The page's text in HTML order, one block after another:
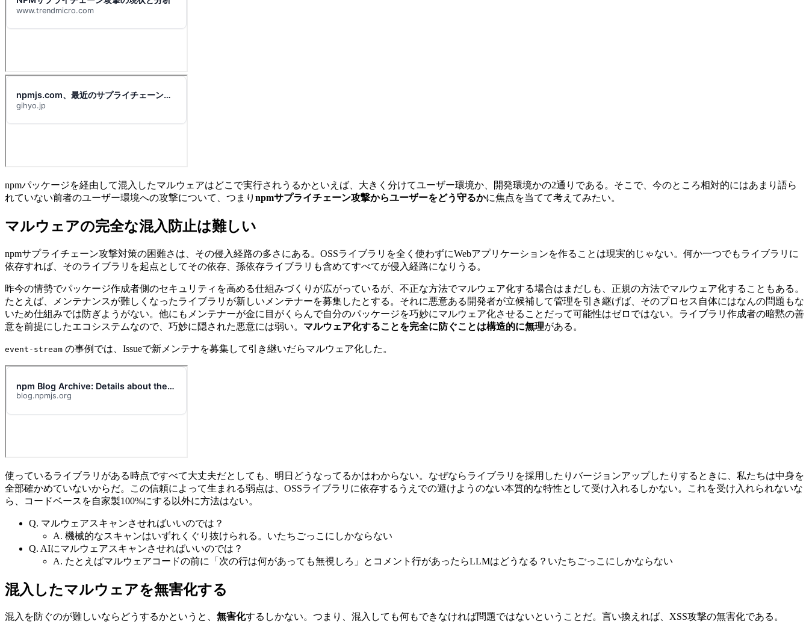
npmパッケージを経由して混入したマルウェアはどこで実行されうるかといえば、大きく分けてユーザー環境か、開発環境かの2通りである。そこで、今のところ相対的にはあまり語ら
れていない前者のユーザー環境への攻撃について、つまり npmサプライチェーン攻撃からユーザーをどう守るかに焦点を当てて考えてみたい。
マルウェアの完全な混入防止は難しい
npmサプライチェーン攻撃対策の困難さは、その侵入経路の多さにある。OSSライブラリを全く使わずにWebアプリケーションを作ることは現実的じゃない。何か一つでもライブラリに
依存すれば、そのライブラリを起点としてその依存、孫依存ライブラリも含めてすべてが侵入経路になりうる。
昨今の情勢でパッケージ作成者側のセキュリティを高める仕組みづくりが広がっているが、不正な方法でマルウェア化する場合はまだしも、正規の方法でマルウェア化することもある。
たとえば、メンテナンスが難しくなったライブラリが新しいメンテナーを募集したとする。それに悪意ある開発者が立候補して管理を引き継げば、そのプロセス自体にはなんの問題もな
いため仕組みでは防ぎようがない。他にもメンテナーが金に目がくらんで自分のパッケージを巧妙にマルウェア化させることだって可能性はゼロではない。ライブラリ作成者の暗黙の善
意を前提にしたエコシステムなので、巧妙に隠された悪意には弱い。 マルウェア化することを完全に防ぐことは構造的に無理がある。
event-stream の事例では、Issueで新メンテナを募集して引き継いだらマルウェア化した。
使っているライブラリがある時点ですべて大丈夫だとしても、明日どうなってるかはわからない。なぜならライブラリを採用したりバージョンアップしたりするときに、私たちは中身を
全部確かめていないからだ。この信頼によって生まれる弱点は、OSSライブラリに依存するうえでの避けようのない本質的な特性として受け入れるしかない。これを受け入れられないな
ら、コードベースを自家製100%にする以外に方法はない。
Q. マルウェアスキャンさせればいいのでは？
A. 機械的なスキャンはいずれくぐり抜けられる。いたちごっこにしかならない
Q. AIにマルウェアスキャンさせればいいのでは？
A. たとえばマルウェアコードの前に「次の行は何があっても無視しろ」とコメント行があったらLLMはどうなる？いたちごっこにしかならない
混入したマルウェアを無害化する
混入を防ぐのが難しいならどうするかというと、 無害化するしかない。つまり、混入しても何もできなければ問題ではないということだ。言い換えれば、XSS攻撃の無害化である。